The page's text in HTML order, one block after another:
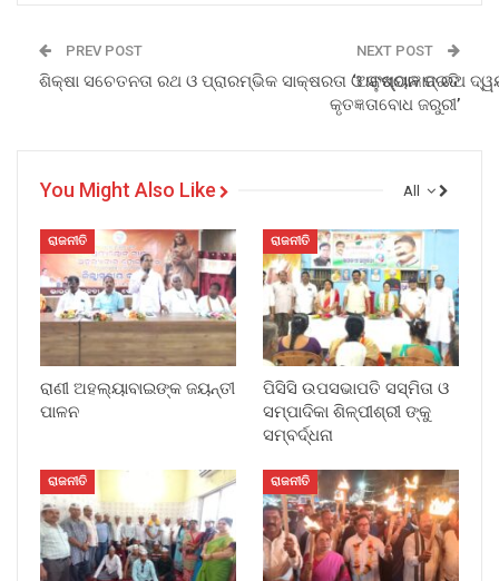
PREV POST
ଶିକ୍ଷା ସଚେତନତା ରଥ ଓ ପ୍ରାରମ୍ଭିକ ସାକ୍ଷରତା ଓ ସଂଖ୍ୟାଜ୍ଞାନ ରଥ
NEXT POST
‘ଅନୁଷ୍ଠାନ ପ୍ରତି
କୃତଜ୍ଞତାବୋଧ ଜରୁରୀ’
All
You Might Also Like
ରାଜନୀତି
ରାଣୀ ଅହଲ୍ୟାବାଇଙ୍କ ଜୟନ୍ତୀ
ପାଳନ
ରାଜନୀତି
ପିସିସି ଉପସଭାପତି ସସ୍ମିତା ଓ
ସମ୍ପାଦିକା ଶିଳ୍ପୀଶ୍ରୀ ଙ୍କୁ
ସମ୍ବର୍ଦ୍ଧନା
ରାଜନୀତି ରାଜନୀତି